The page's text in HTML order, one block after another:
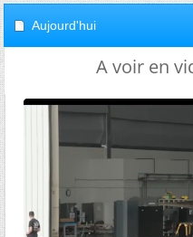
Aujourd'hui
A voir en